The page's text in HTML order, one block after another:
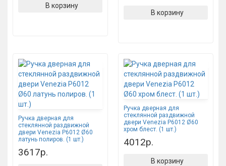
В корзину
В корзину
Ручка дверная для
стеклянной раздвижной
двери Venezia P6012 Ø60
латунь полиров. (1 шт.)
3617р.
Ручка дверная для
стеклянной раздвижной
двери Venezia P6012 Ø60
хром блест. (1 шт.)
4012р.
В корзину